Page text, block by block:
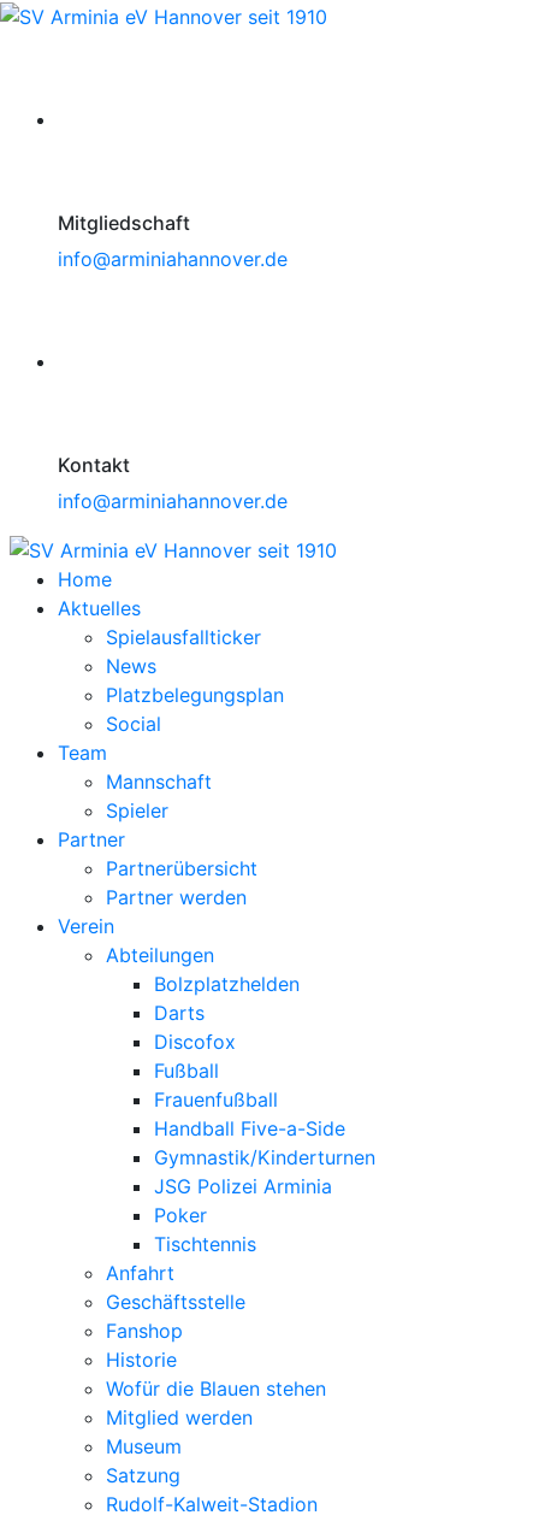
Mitgliedschaft
info@arminiahannover.de
Kontakt
info@arminiahannover.de
Home
Aktuelles
Spielausfallticker
News
Platzbelegungsplan
Social
Team
Mannschaft
Spieler
Partner
Partnerübersicht
Partner werden
Verein
Abteilungen
Bolzplatzhelden
Darts
Discofox
Fußball
Frauenfußball
Handball Five-a-Side
Gymnastik/Kinderturnen
JSG Polizei Arminia
Poker
Tischtennis
Anfahrt
Geschäftsstelle
Fanshop
Historie
Wofür die Blauen stehen
Mitglied werden
Museum
Satzung
Rudolf-Kalweit-Stadion